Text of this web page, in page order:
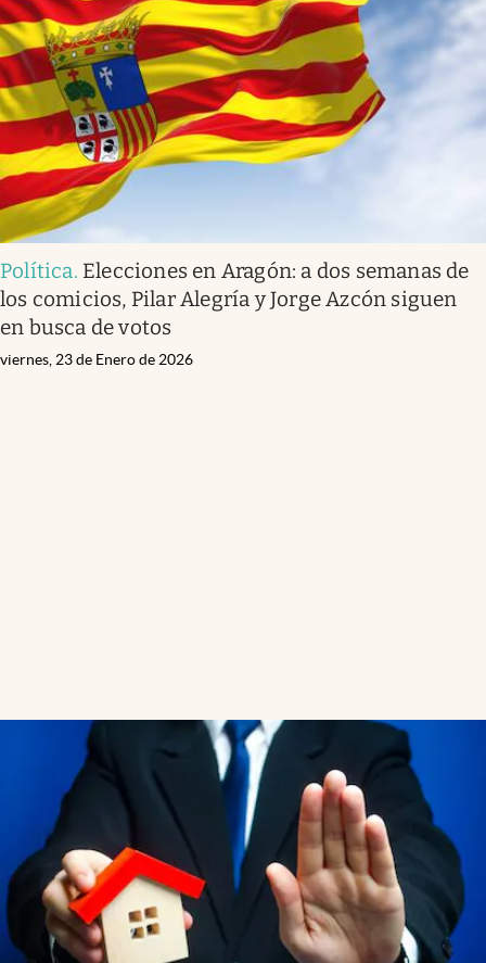
Política. Elecciones en Aragón: a dos semanas de
los comicios, Pilar Alegría y Jorge Azcón siguen
en busca de votos
viernes, 23 de Enero de 2026